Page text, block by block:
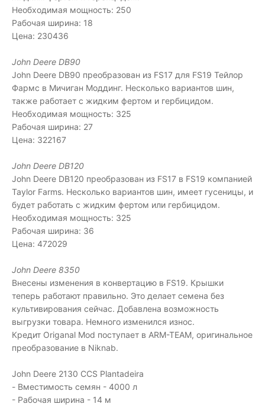
Необходимая мощность: 250
Рабочая ширина: 18
Цена: 230436
John Deere DB90
John Deere DB90 преобразован из FS17 для FS19 Тейлор
Фармс в Мичиган Моддинг. Несколько вариантов шин,
также работает с жидким фертом и гербицидом.
Необходимая мощность: 325
Рабочая ширина: 27
Цена: 322167
John Deere DB120
John Deere DB120 преобразован из FS17 в FS19 компанией
Taylor Farms. Несколько вариантов шин, имеет гусеницы, и
будет работать с жидким фертом или гербицидом.
Необходимая мощность: 325
Рабочая ширина: 36
Цена: 472029
John Deere 8350
Внесены изменения в конвертацию в FS19. Крышки
теперь работают правильно. Это делает семена без
культивирования сейчас. Добавлена ​​возможность
выгрузки товара. Немного изменился износ.
Кредит Origanal Mod поступает в ARM-TEAM, оригинальное
преобразование в Niknab.
John Deere 2130 CCS Plantadeira
- Вместимость семян - 4000 л
- Рабочая ширина - 14 м